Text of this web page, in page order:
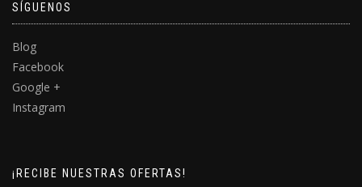
SÍGUENOS
Blog
Facebook
Google +
Instagram
¡RECIBE NUESTRAS OFERTAS!